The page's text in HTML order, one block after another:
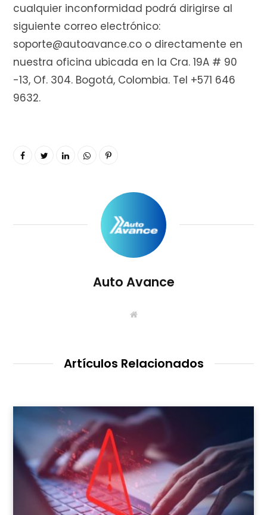
cualquier inconformidad podrá dirigirse al
siguiente correo electrónico:
soporte@autoavance.co o directamente en
nuestra oficina ubicada en la Cra. 19A # 90
-13, Of. 304. Bogotá, Colombia. Tel +571 646
9632.
Auto Avance
S
e
Artículos Relacionados